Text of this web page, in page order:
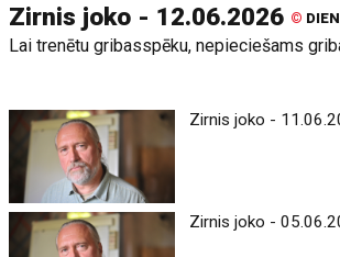
Zirnis joko - 12.06.2026 ©
Lai trenētu gribasspēku, nepieciešams
Zirnis joko -
Zirnis joko -